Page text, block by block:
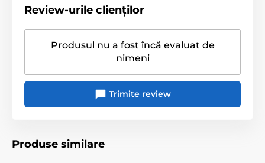
Review-urile clienților
Produsul nu a fost încă evaluat de
nimeni
Trimite review
Produse similare